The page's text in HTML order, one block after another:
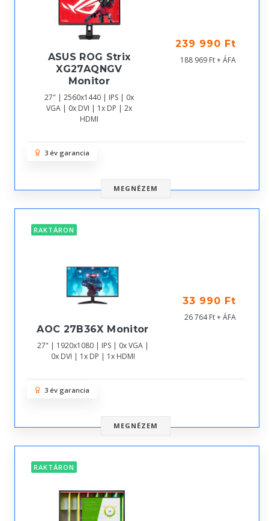
ASUS ROG Strix
XG27AQNGV
Monitor
27" | 2560x1440 | IPS | 0x
VGA | 0x DVI | 1x DP | 2x
HDMI
239 990 Ft
188 969 Ft + ÁFA
3 év garancia
MEGNÉZEM
RAKTÁRON
AOC 27B36X Monitor
27" | 1920x1080 | IPS | 0x VGA |
0x DVI | 1x DP | 1x HDMI
33 990 Ft
26 764 Ft + ÁFA
3 év garancia
MEGNÉZEM
RAKTÁRON